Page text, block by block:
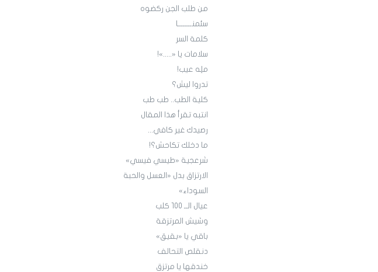
من طلب الجن ركضوه
سئمنــــــــا
كلمة السر
سلامات يا «.....»!
ملِه عيب!
تدروا ليش؟
كلية الطب.. طب طب
انتبه تقرأ هذا المقال
رصيدك غير كافي...
ما دخلك تكاحش؟!
شرعجية «طيسي فيسي»
الارتزاق بدل «العسل والحبة
السوداء»
عيال الــ 100 كلب
وشيش المرتزقة
باقي يا «بقيق»
دنقلص التحالف
خندقها يا مرتزق